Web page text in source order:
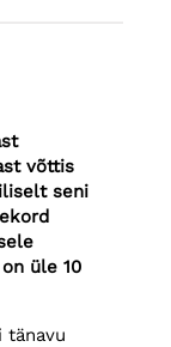
võttis
seni
üle 10
tänavu